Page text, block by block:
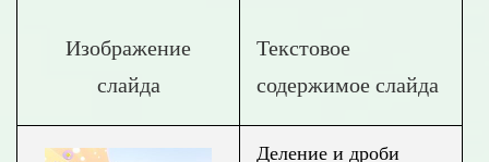
Изображение
слайда
Текстовое
содержимое слайда
Деление и дроби